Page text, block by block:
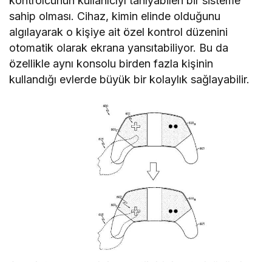
sahip olması. Cihaz, kimin elinde olduğunu
algılayarak o kişiye ait özel kontrol düzenini
otomatik olarak ekrana yansıtabiliyor. Bu da
özellikle aynı konsolu birden fazla kişinin
kullandığı evlerde büyük bir kolaylık sağlayabilir.